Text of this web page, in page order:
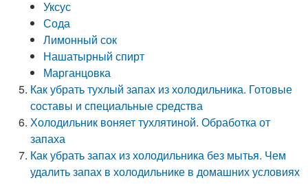
Уксус
Сода
Лимонный сок
Нашатырный спирт
Марганцовка
Как убрать тухлый запах из холодильника. Готовые
составы и специальные средства
Холодильник воняет тухлятиной. Обработка от
запаха
Как убрать запах из холодильника без мытья. Чем
удалить запах в холодильнике в домашних условиях